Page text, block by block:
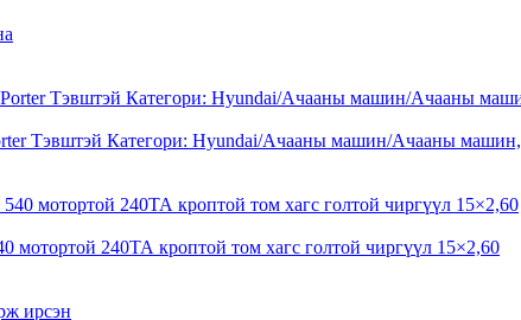
Тэвштэй Категори: Hyundai/Ачааны машин/Ачааны машин,
мотортой 240ТА кроптой том хагс голтой чиргүүл 15×2,60